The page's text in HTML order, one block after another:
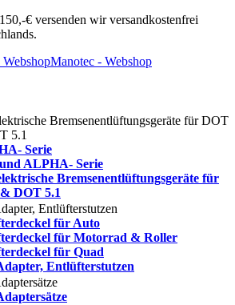
€ versenden wir versandkostenfrei
Manotec - Webshop
Bremsenentlüftungsgeräte für DOT
5.1
Serie
ALPHA- Serie
Bremsenentlüftungsgeräte für
DOT 5.1
Entlüfterstutzen
für Auto
für Motorrad & Roller
für Quad
Entlüfterstutzen